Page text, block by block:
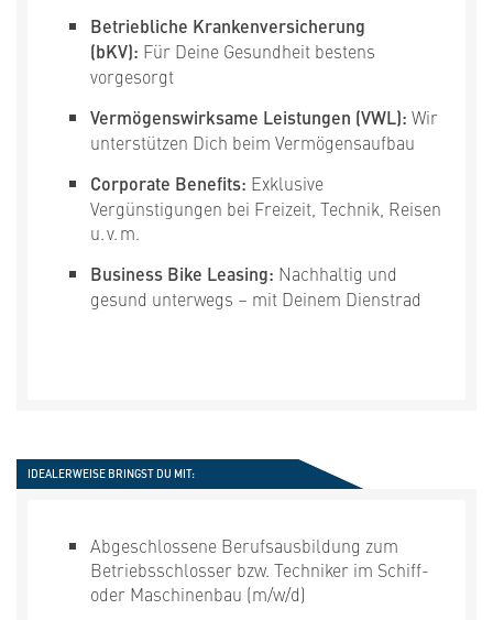
Betriebliche Krankenversicherung
(bKV): Für Deine Gesundheit bestens
vorgesorgt
Vermögenswirksame Leistungen (VWL): Wir
unterstützen Dich beim Vermögensaufbau
Corporate Benefits: Exklusive
Vergünstigungen bei Freizeit, Technik, Reisen
u. v. m.
Business Bike Leasing: Nachhaltig und
gesund unterwegs – mit Deinem Dienstrad
IDEALERWEISE BRINGST DU MIT:
Abgeschlossene Berufsausbildung zum
Betriebsschlosser bzw. Techniker im Schiff-
oder Maschinenbau (m/w/d)